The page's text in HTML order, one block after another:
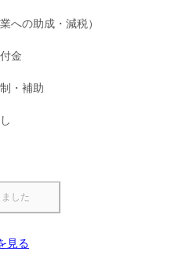
への助成・減税）
金
・補助
見る